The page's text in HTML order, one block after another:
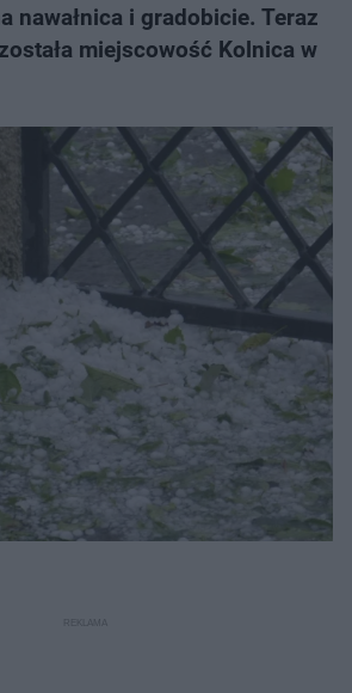
nawałnica i gradobicie. Teraz
miejscowość Kolnica w